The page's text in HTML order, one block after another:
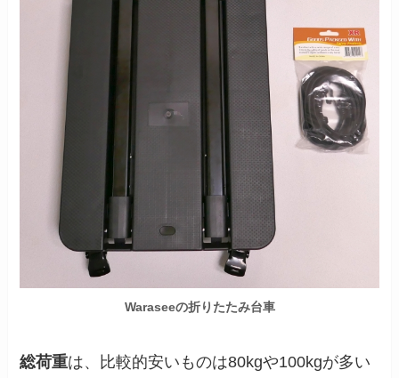
Waraseeの折りたたみ台車
総荷重は、比較的安いものは80kgや100kgが多い